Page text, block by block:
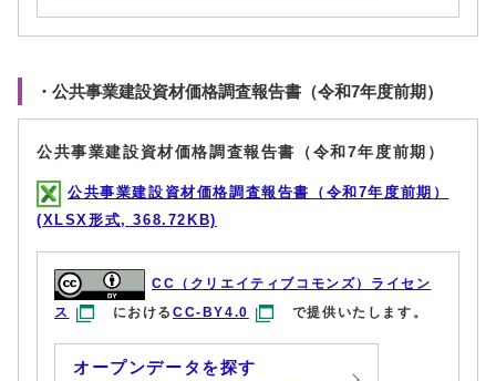
・公共事業建設資材価格調査報告書（令和7年度前期）
公共事業建設資材価格調査報告書（令和7年度前期）
公共事業建設資材価格調査報告書（令和7年度前期）
(XLSX形式, 368.72KB)
CC（クリエイティブコモンズ）ライセン
ス
におけるCC-BY4.0 で提供いたします。
オープンデータを探す